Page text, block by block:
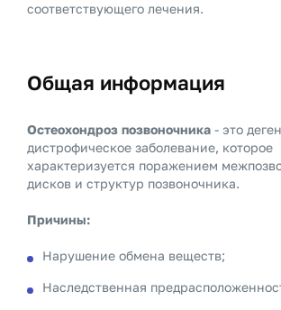
соответствующего лечения.
Общая информация
Остеохондроз позвоночника - это
дистрофическое заболевание, которое
характеризуется поражением
дисков и структур позвоночника.
Причины:
Нарушение обмена веществ;
Наследственная